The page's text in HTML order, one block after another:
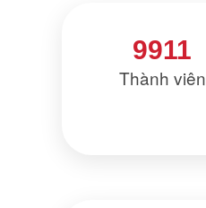
9911
Thành viên